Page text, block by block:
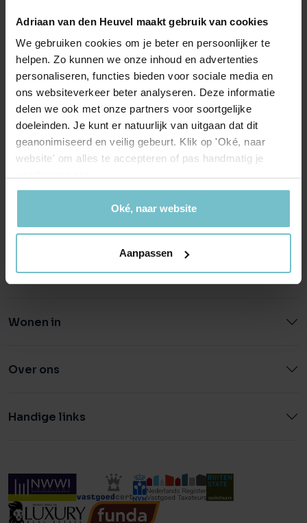
Adriaan van den Heuvel maakt gebruik van cookies
We gebruiken cookies om je beter en persoonlijker te
helpen. Zo kunnen we onze inhoud en advertenties
personaliseren, functies bieden voor sociale media en
ons websiteverkeer beter analyseren. Deze informatie
delen we ook met onze partners voor soortgelijke
doeleinden. Je kunt er natuurlijk van uitgaan dat dit
geanonimiseerd en veilig gebeurt. Klik op 'Oké, naar
website' om alles te accepteren of pas handmatig je
Oké, naar website
Aanpassen
Onze kantoren
Helmond
Hoofdstraat 155
5706 AL Helmond
Eindhoven
Aalsterweg 134c
5615 CJ Eindhoven
Wonen in
Over ons
Handige links